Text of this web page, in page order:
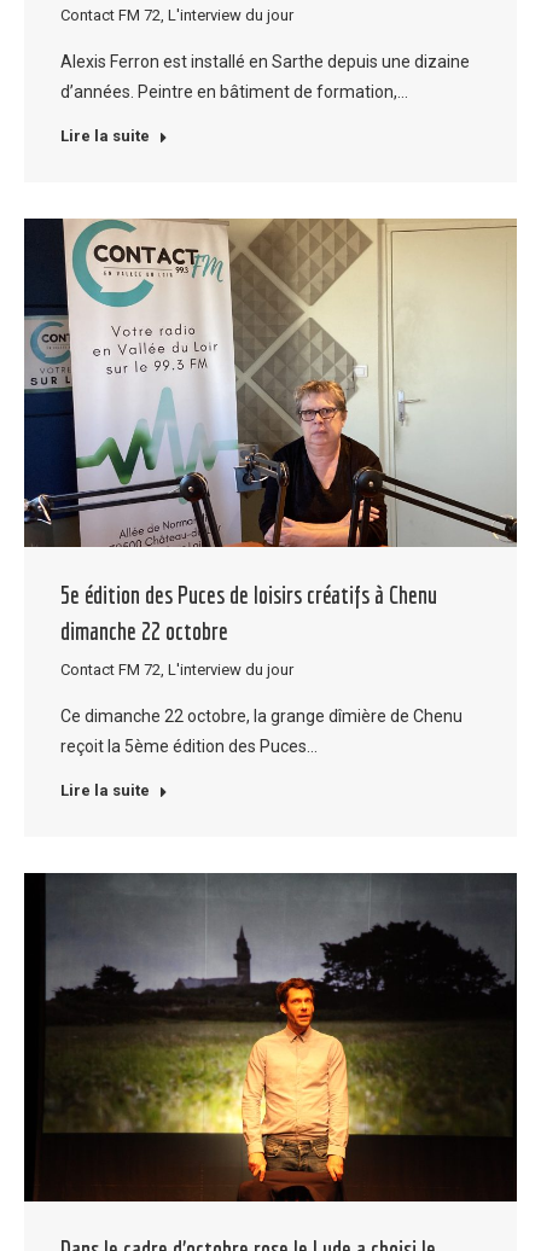
Contact FM 72 L'interview du jour
Alexis Ferron est installé en Sarthe depuis une dizaine
d’années. Peintre en bâtiment de formation,…
Lire la suite
5e édition des Puces de loisirs créatifs à Chenu
dimanche 22 octobre
Contact FM 72 L'interview du jour
Ce dimanche 22 octobre, la grange dîmière de Chenu
reçoit la 5ème édition des Puces…
Lire la suite